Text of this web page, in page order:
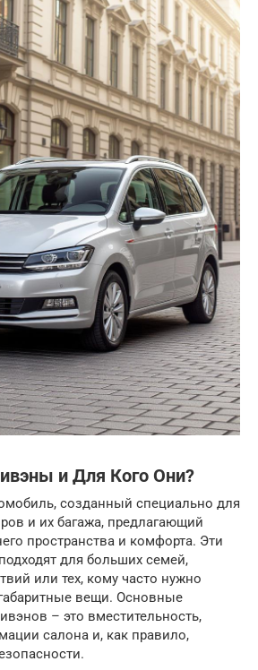
и Для Кого Они?
созданный специально для
и их багажа, предлагающий
пространства и комфорта. Эти
для больших семей,
или тех, кому часто нужно
вещи. Основные
– это вместительность,
салона и, как правило,